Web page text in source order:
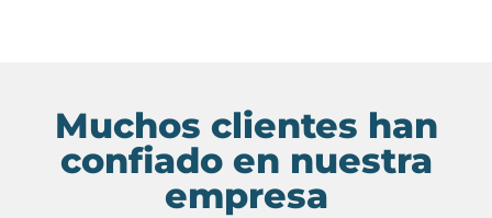
Muchos clientes han
confiado en nuestra
empresa